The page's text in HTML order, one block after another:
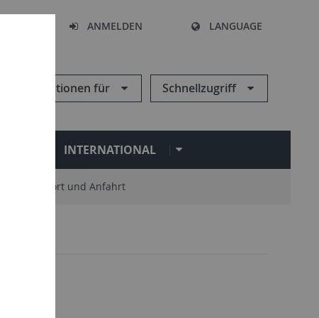
ANMELDEN LANGUAGE
Informationen für Schnellzugriff
INTERNATIONAL
Standort und Anfahrt